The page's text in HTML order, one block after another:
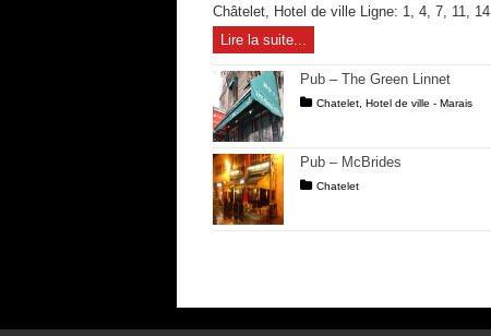
Châtelet, Hotel de ville Ligne: 1, 4, 7, 11, 14
Lire la suite...
Pub – The Green Linnet
Chatelet, Hotel de ville - Marais
Pub – McBrides
Chatelet